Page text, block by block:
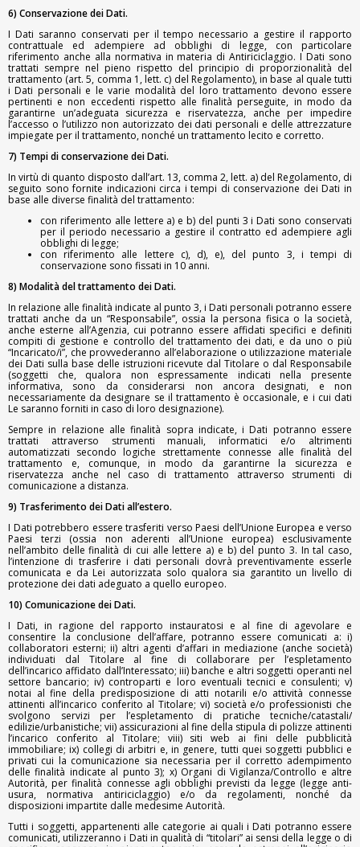
6) Conservazione dei Dati.
I Dati saranno conservati per il tempo necessario a gestire il rapporto
contrattuale ed adempiere ad obblighi di legge, con particolare
riferimento anche alla normativa in materia di Antiriciclaggio. I Dati sono
trattati sempre nel pieno rispetto del principio di proporzionalità del
trattamento (art. 5, comma 1, lett. c) del Regolamento), in base al quale tutti
i Dati personali e le varie modalità del loro trattamento devono essere
pertinenti e non eccedenti rispetto alle finalità perseguite, in modo da
garantirne un’adeguata sicurezza e riservatezza, anche per impedire
l’accesso o l’utilizzo non autorizzato dei dati personali e delle attrezzature
impiegate per il trattamento, nonché un trattamento lecito e corretto.
7) Tempi di conservazione dei Dati.
In virtù di quanto disposto dall’art. 13, comma 2, lett. a) del Regolamento, di
seguito sono fornite indicazioni circa i tempi di conservazione dei Dati in
base alle diverse finalità del trattamento:
con riferimento alle lettere a) e b) del punti 3 i Dati sono conservati
per il periodo necessario a gestire il contratto ed adempiere agli
obblighi di legge;
con riferimento alle lettere c), d), e), del punto 3, i tempi di
conservazione sono fissati in 10 anni.
8) Modalità del trattamento dei Dati.
In relazione alle finalità indicate al punto 3, i Dati personali potranno essere
trattati anche da un “Responsabile”, ossia la persona fisica o la società,
anche esterne all’Agenzia, cui potranno essere affidati specifici e definiti
compiti di gestione e controllo del trattamento dei dati, e da uno o più
“Incaricato/i”, che provvederanno all’elaborazione o utilizzazione materiale
dei Dati sulla base delle istruzioni ricevute dal Titolare o dal Responsabile
(soggetti che, qualora non espressamente indicati nella presente
informativa, sono da considerarsi non ancora designati, e non
necessariamente da designare se il trattamento è occasionale, e i cui dati
Le saranno forniti in caso di loro designazione).
Sempre in relazione alle finalità sopra indicate, i Dati potranno essere
trattati attraverso strumenti manuali, informatici e/o altrimenti
automatizzati secondo logiche strettamente connesse alle finalità del
trattamento e, comunque, in modo da garantirne la sicurezza e
riservatezza anche nel caso di trattamento attraverso strumenti di
comunicazione a distanza.
9) Trasferimento dei Dati all’estero.
I Dati potrebbero essere trasferiti verso Paesi dell’Unione Europea e verso
Paesi terzi (ossia non aderenti all’Unione europea) esclusivamente
nell’ambito delle finalità di cui alle lettere a) e b) del punto 3. In tal caso,
l’intenzione di trasferire i dati personali dovrà preventivamente esserle
comunicata e da Lei autorizzata solo qualora sia garantito un livello di
protezione dei dati adeguato a quello europeo.
10) Comunicazione dei Dati.
I Dati, in ragione del rapporto instauratosi e al fine di agevolare e
consentire la conclusione dell’affare, potranno essere comunicati a: i)
collaboratori esterni; ii) altri agenti d’affari in mediazione (anche società)
individuati dal Titolare al fine di collaborare per l’espletamento
dell’incarico affidato dall’Interessato; iii) banche e altri soggetti operanti nel
settore bancario; iv) controparti e loro eventuali tecnici e consulenti; v)
notai al fine della predisposizione di atti notarili e/o attività connesse
attinenti all’incarico conferito al Titolare; vi) società e/o professionisti che
svolgono servizi per l’espletamento di pratiche tecniche/catastali/
edilizie/urbanistiche; vii) assicurazioni al fine della stipula di polizze attinenti
l’incarico conferito al Titolare; viii) siti web ai fini delle pubblicità
immobiliare; ix) collegi di arbitri e, in genere, tutti quei soggetti pubblici e
privati cui la comunicazione sia necessaria per il corretto adempimento
delle finalità indicate al punto 3); x) Organi di Vigilanza/Controllo e altre
Autorità, per finalità connesse agli obblighi previsti da legge (legge anti-
usura, normativa antiriciclaggio) e/o da regolamenti, nonché da
disposizioni impartite dalle medesime Autorità.
Tutti i soggetti, appartenenti alle categorie ai quali i Dati potranno essere
comunicati, utilizzeranno i Dati in qualità di “titolari” ai sensi della legge o di